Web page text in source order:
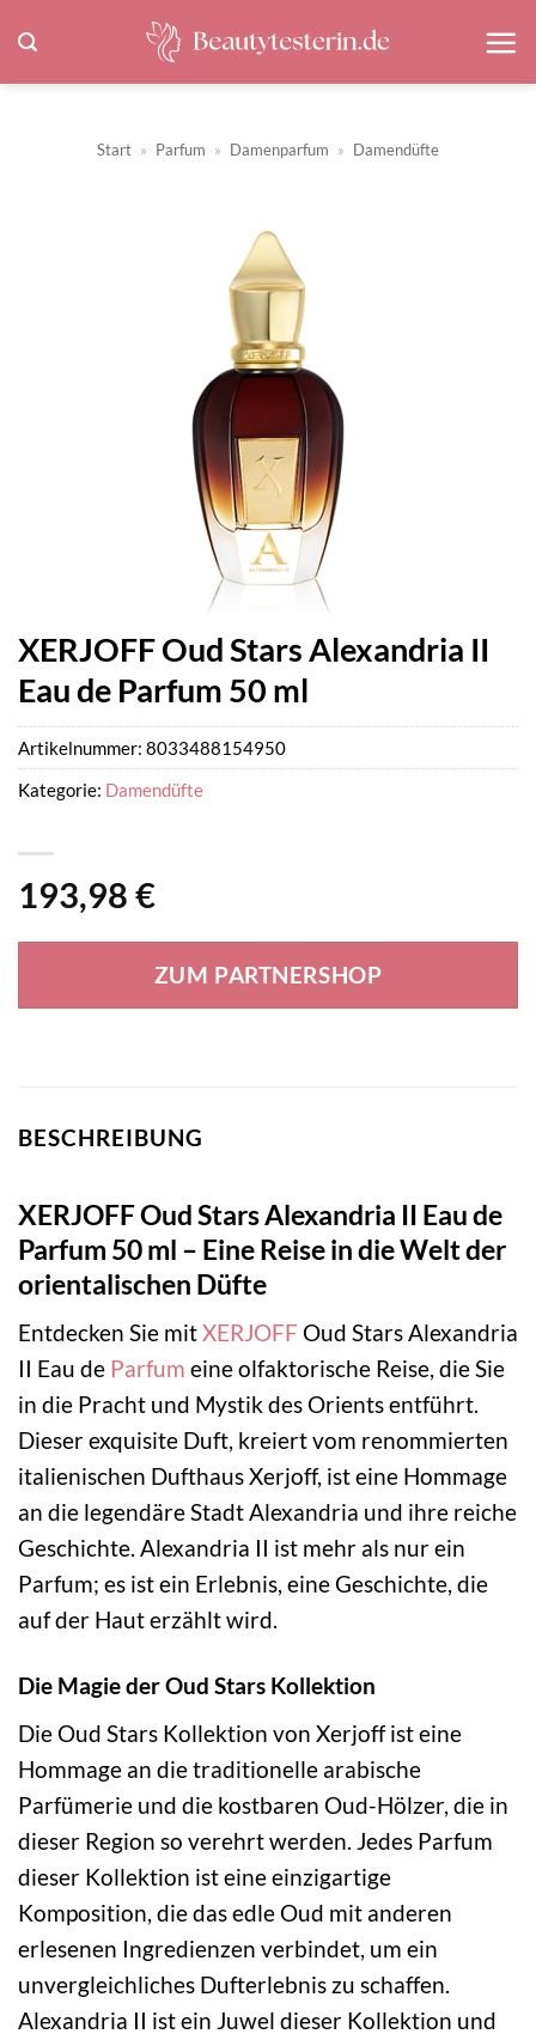
Inhalt
springen
Start » Parfum » Damenparfum » Damendüfte
XERJOFF Oud Stars Alexandria II
Eau de Parfum 50 ml
193,98 €
ZUM PARTNERSHOP
Artikelnummer: 8033488154950
Kategorie: Damendüfte
BESCHREIBUNG
XERJOFF Oud Stars Alexandria II Eau de
Parfum 50 ml – Eine Reise in die Welt der
orientalischen Düfte
Entdecken Sie mitXERJOFF Oud Stars Alexandria
II Eau de Parfum eine olfaktorische Reise, die Sie
in die Pracht und Mystik des Orients entführt.
Dieser exquisite Duft, kreiert vom renommierten
italienischen Dufthaus Xerjoff, ist eine Hommage
an die legendäre Stadt Alexandria und ihre reiche
Geschichte. Alexandria II ist mehr als nur ein
Parfum; es ist ein Erlebnis, eine Geschichte, die
auf der Haut erzählt wird.
Die Magie der Oud Stars Kollektion
Die Oud Stars Kollektion von Xerjoff ist eine
Hommage an die traditionelle arabische
Parfümerie und die kostbaren Oud-Hölzer, die in
dieser Region so verehrt werden. Jedes Parfum
dieser Kollektion ist eine einzigartige
Komposition, die das edle Oud mit anderen
erlesenen Ingredienzen verbindet, um ein
unvergleichliches Dufterlebnis zu schaffen.
Alexandria II ist ein Juwel dieser Kollektion und